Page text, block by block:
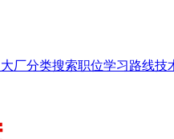
大厂分类搜索职位学习路线技